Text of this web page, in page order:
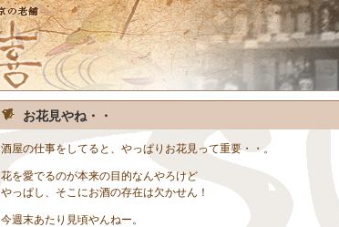
お花見やね・・
酒屋の仕事をしてると、やっぱりお花見って重要・・。
花を愛でるのが本来の目的なんやろけど
やっぱし、そこにお酒の存在は欠かせん！
今週末あたり見頃やんねー。